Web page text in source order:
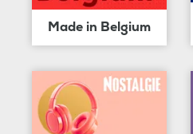
Made in Belgium